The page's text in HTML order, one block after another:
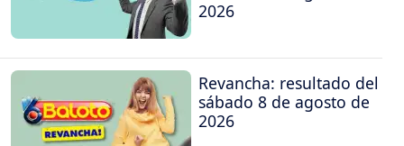
2026
Revancha: resultado del
sábado 8 de agosto de
2026